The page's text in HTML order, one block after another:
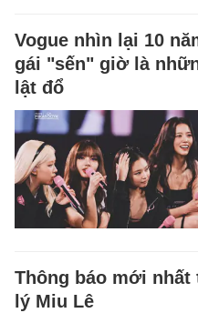
Vogue nhìn lại 10
gái "sến" giờ là
lật đổ
Thông báo mới
lý Miu Lê